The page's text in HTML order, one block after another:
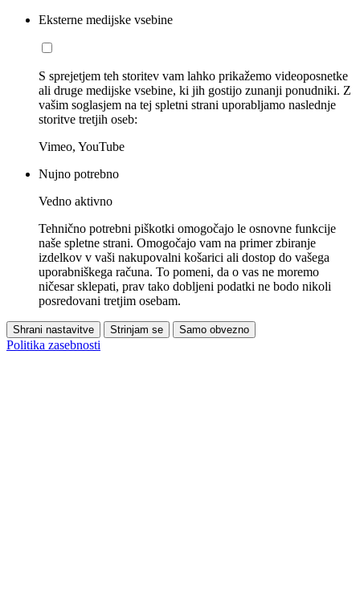
Eksterne medijske vsebine
S sprejetjem teh storitev vam lahko prikažemo videoposnetke
ali druge medijske vsebine, ki jih gostijo zunanji ponudniki. Z
vašim soglasjem na tej spletni strani uporabljamo naslednje
storitve tretjih oseb:
Vimeo, YouTube
Nujno potrebno
Vedno aktivno
Tehnično potrebni piškotki omogočajo le osnovne funkcije
naše spletne strani. Omogočajo vam na primer zbiranje
izdelkov v vaši nakupovalni košarici ali dostop do vašega
uporabniškega računa. To pomeni, da o vas ne moremo
ničesar sklepati, prav tako dobljeni podatki ne bodo nikoli
posredovani tretjim osebam.
Shrani nastavitve Strinjam se Samo obvezno
Politika zasebnosti